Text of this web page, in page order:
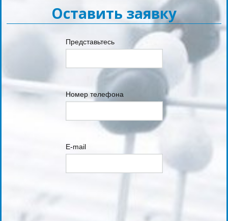
Оставить заявку
Представьтесь
Номер телефона
E-mail